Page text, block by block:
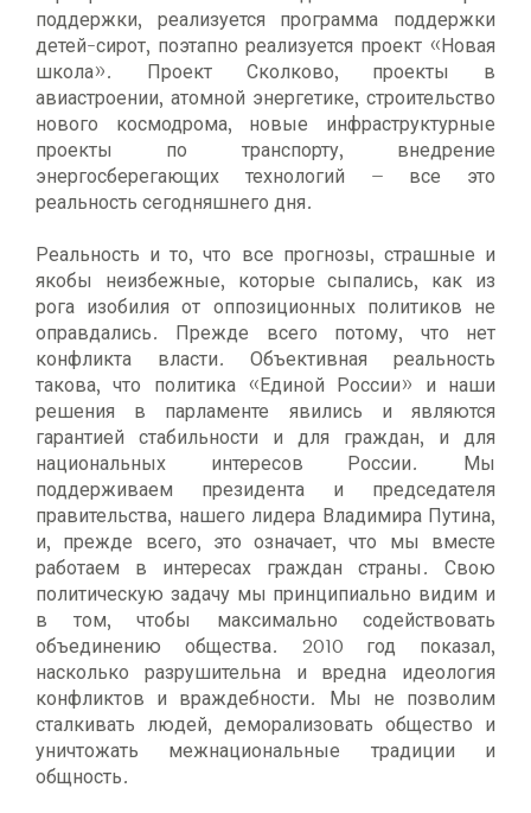
поддержки, реализуется программа поддержки
детей-сирот, поэтапно реализуется проект «Новая
школа». Проект Сколково, проекты в
авиастроении, атомной энергетике, строительство
нового космодрома, новые инфраструктурные
проекты по транспорту, внедрение
энергосберегающих технологий – все это
реальность сегодняшнего дня.
Реальность и то, что все прогнозы, страшные и
якобы неизбежные, которые сыпались, как из
рога изобилия от оппозиционных политиков не
оправдались. Прежде всего потому, что нет
конфликта власти. Объективная реальность
такова, что политика «Единой России» и наши
решения в парламенте явились и являются
гарантией стабильности и для граждан, и для
национальных интересов России. Мы
поддерживаем президента и председателя
правительства, нашего лидера Владимира Путина,
и, прежде всего, это означает, что мы вместе
работаем в интересах граждан страны. Свою
политическую задачу мы принципиально видим и
в том, чтобы максимально содействовать
объединению общества. 2010 год показал,
насколько разрушительна и вредна идеология
конфликтов и враждебности. Мы не позволим
сталкивать людей, деморализовать общество и
уничтожать межнациональные традиции и
общность.